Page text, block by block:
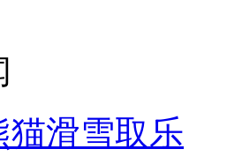
倒车逃窜
猫滑雪取乐